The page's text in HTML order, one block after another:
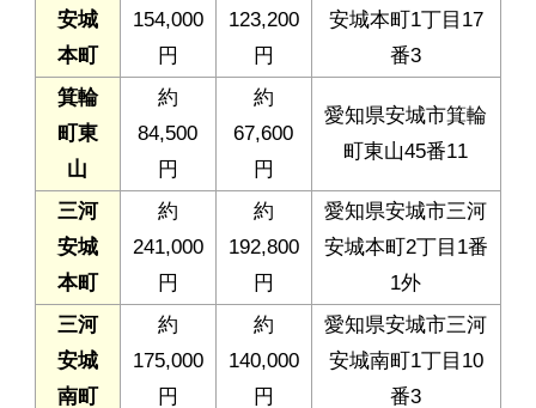
安城
本町
154,000
円
123,200
円
安城本町1丁目17
番3
箕輪
町東
山
約
84,500
円
約
67,600
円
愛知県安城市箕輪
町東山45番11
三河
安城
本町
約
241,000
円
約
192,800
円
愛知県安城市三河
安城本町2丁目1番
1外
三河
安城
南町
約
175,000
円
約
140,000
円
愛知県安城市三河
安城南町1丁目10
番3